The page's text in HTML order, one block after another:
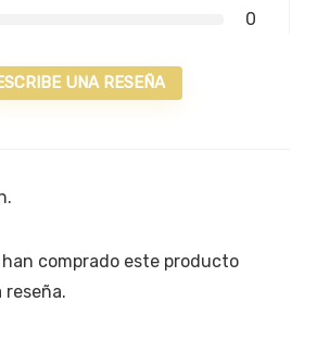
0
UNA RESEÑA
comprado este producto
reseña.